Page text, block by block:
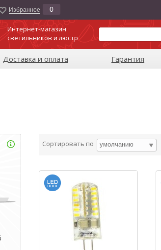
Избранноe 0
Интернет-магазин
светильников и люстр
Доставка и оплата Гарантия
Сортировать по умолчанию